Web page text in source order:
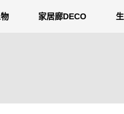
家居廊DECO